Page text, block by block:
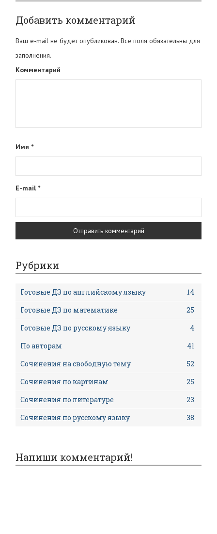
Добавить комментарий
Ваш e-mail не будет опубликован. Все поля обязательны для
заполнения.
Комментарий
Имя *
E-mail *
Рубрики
Готовые ДЗ по английскому языку
14
Готовые ДЗ по математике
25
Готовые ДЗ по русскому языку
4
По авторам
41
Сочинения на свободную тему
52
Сочинения по картинам
25
Сочинения по литературе
23
Сочинения по русскому языку
38
Напиши комментарий!